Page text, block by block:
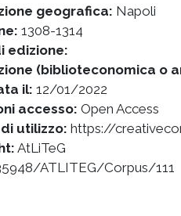
geografica: Napoli
1308-1314
edizione:
(biblioteconomica o
il: 12/01/2022
accesso: Open Access
utilizzo: https://
AtLiTeG
ATLITEG/Corpus/111